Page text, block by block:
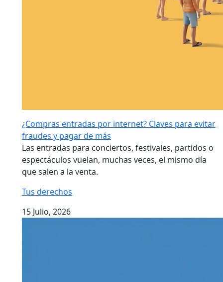
¿Compras entradas por internet? Claves para evitar
fraudes y pagar de más
Las entradas para conciertos, festivales, partidos o
espectáculos vuelan, muchas veces, el mismo día
que salen a la venta.
Tus derechos
15 Julio, 2026